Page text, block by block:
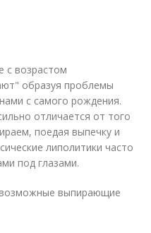
с возрастом
образуя проблемы
с самого рождения.
отличается от того
поедая выпечку и
липолитики часто
под глазами.
возможные выпирающие